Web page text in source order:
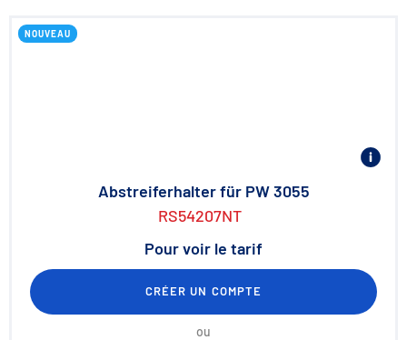
NOUVEAU
Abstreiferhalter für PW 3055
RS54207NT
Pour voir le tarif
CRÉER UN COMPTE
ou